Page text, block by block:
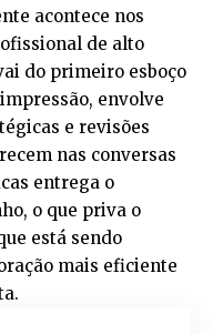
acontece nos
de alto
do primeiro esboço
envolve
e revisões
nas conversas
entrega o
o que priva o
está sendo
mais eficiente